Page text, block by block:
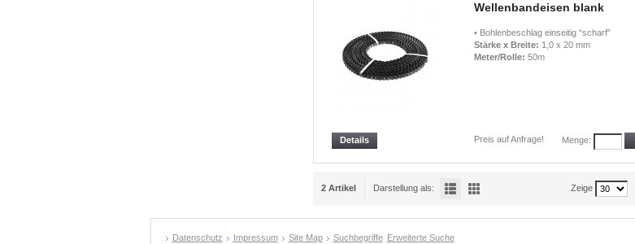
Wellenbandeisen blank
• Bohlenbeschlag einseitig “scharf”
Stärke x Breite: 1,0 x 20 mm
Meter/Rolle: 50m
Preis auf Anfrage! Menge:
Details
2 Artikel Darstellung als: Zeige
Datenschutz Impressum Site Map Suchbegriffe Erweiterte Suche